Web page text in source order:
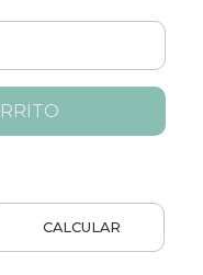
CALCULAR